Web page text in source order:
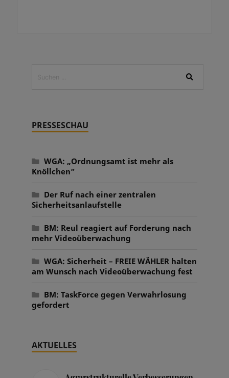
PRESSESCHAU
WGA: „Ordnungsamt ist mehr als
Knöllchen“
Der Ruf nach einer zentralen
Sicherheitsanlaufstelle
BM: Reul reagiert auf Forderung nach
mehr Videoüberwachung
WGA: Sicherheit – FREIE WÄHLER halten
am Wunsch nach Videoüberwachung fest
BM: TaskForce gegen Verwahrlosung
gefordert
AKTUELLES